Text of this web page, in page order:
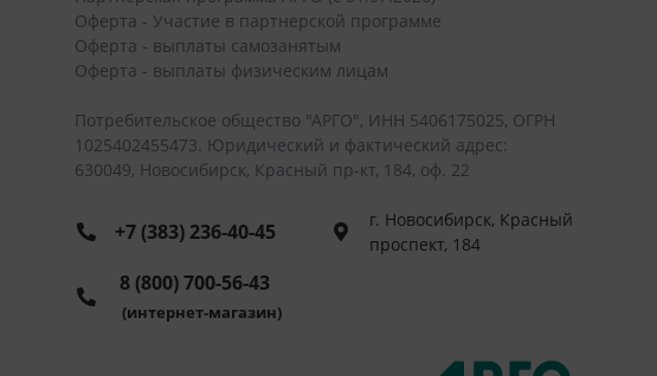
Оферта - Участие в партнерской программе
Оферта - выплаты самозанятым
Оферта - выплаты физическим лицам
Потребительское общество "АРГО", ИНН 5406175025, ОГРН
1025402455473. Юридический и фактический адрес:
630049, Новосибирск, Красный пр-кт, 184, оф. 22
+7 (383) 236-40-45
г. Новосибирск, Красный
проспект, 184
8 (800) 700-56-43
(интернет-магазин)